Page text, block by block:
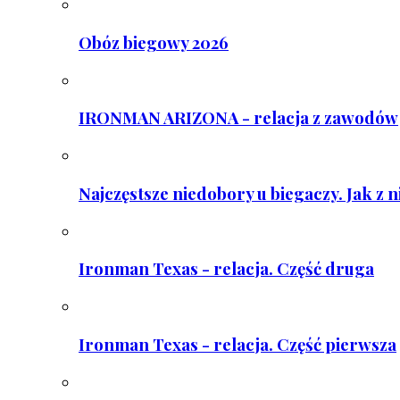
Obóz biegowy 2026
IRONMAN ARIZONA - relacja z zawodów
Najczęstsze niedobory u biegaczy. Jak z
Ironman Texas - relacja. Część druga
Ironman Texas - relacja. Część pierwsza